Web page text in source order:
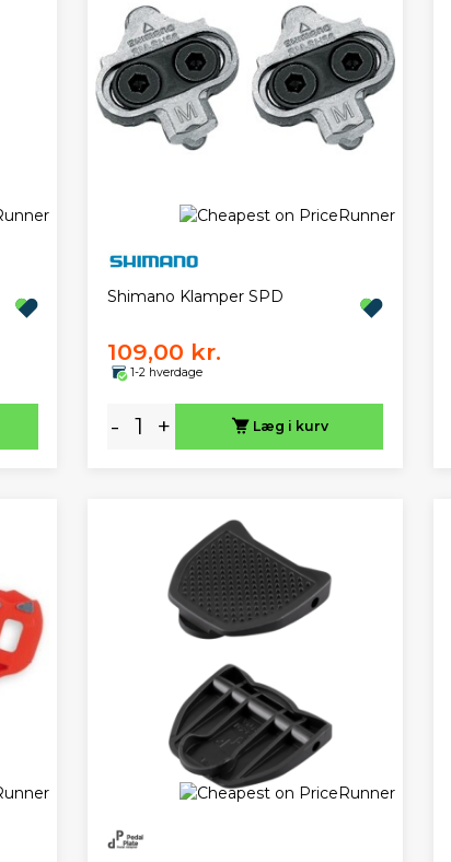
Shimano Klamper SPD
109,00 kr.
1-2 hverdage
- + Læg i kurv